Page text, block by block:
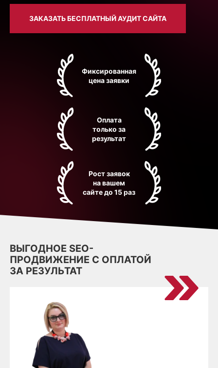
ЗАКАЗАТЬ БЕСПЛАТНЫЙ АУДИТ САЙТА
Фиксированная
цена заявки
Оплата
только за
результат
Рост заявок
на вашем
сайте до 15 раз
ВЫГОДНОЕ SEO-
ПРОДВИЖЕНИЕ С ОПЛАТОЙ
ЗА РЕЗУЛЬТАТ